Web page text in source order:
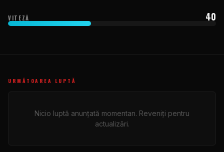
VITEZĂ 40
URMĂTOAREA LUPTĂ
Nicio luptă anunțată momentan. Reveniți pentru
actualizări.